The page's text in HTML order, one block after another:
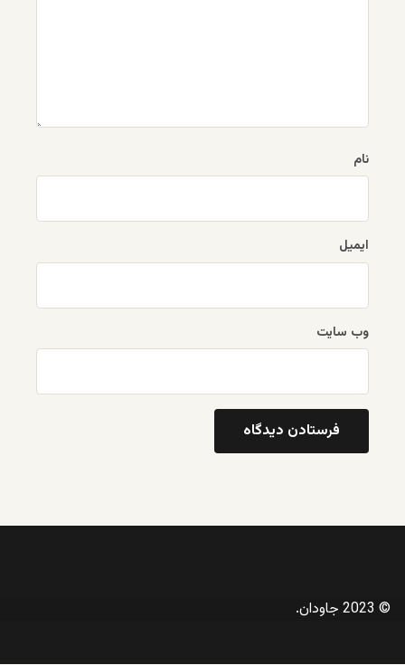
نام
ایمیل
وب‌ سایت
© 2023 جاودان.